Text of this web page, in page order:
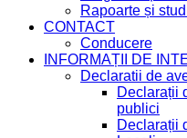
Rapoarte și
CONTACT
Conducere
INFORMAȚII DE
Declaratii de
Declarații
publici
Declarații